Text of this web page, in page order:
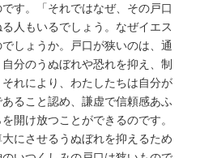
す。「それではなぜ、その戸口
人もいるでしょう。なぜイエス
しょうか。戸口が狭いのは、通
分のうぬぼれや恐れを抑え、制
れにより、わたしたちは自分が
ること認め、謙虚で信頼感あふ
開け放つことができるのです。
にさせるうぬぼれを抑えるため